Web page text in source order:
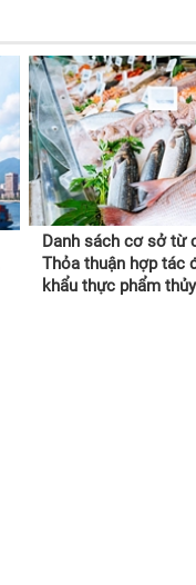
Danh sách cơ sở từ
Thỏa thuận hợp tác
khẩu thực phẩm